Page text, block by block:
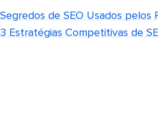
Segredos de SEO Usados pelos
3 Estratégias Competitivas de